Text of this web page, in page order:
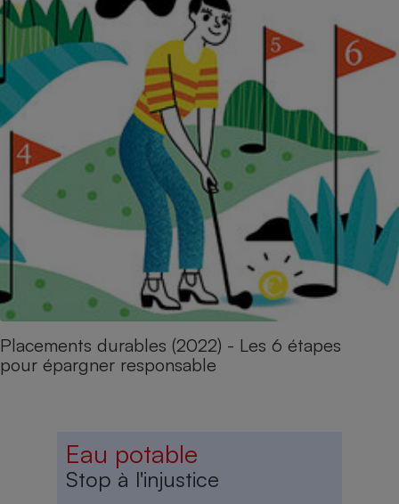
Placements durables (2022) - Les 6 étapes
pour épargner responsable
Eau potable
Stop à l'injustice